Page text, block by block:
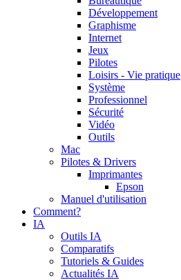
Développement
Graphisme
Internet
Jeux
Pilotes
Loisirs - Vie pratique
Système
Professionnel
Sécurité
Vidéo
Outils
Mac
Pilotes & Drivers
Imprimantes
Epson
Manuel d'utilisation
Comment?
IA
Outils IA
Comparatifs
Tutoriels & Guides
Actualités IA